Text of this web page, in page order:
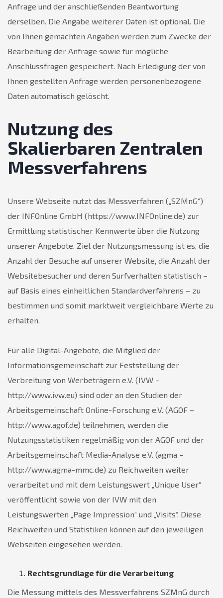
Anfrage und der anschließenden Beantwortung
derselben. Die Angabe weiterer Daten ist optional. Die
von Ihnen gemachten Angaben werden zum Zwecke der
Bearbeitung der Anfrage sowie für mögliche
Anschlussfragen gespeichert. Nach Erledigung der von
Ihnen gestellten Anfrage werden personenbezogene
Daten automatisch gelöscht.
Nutzung des
Skalierbaren Zentralen
Messverfahrens
Unsere Webseite nutzt das Messverfahren („SZMnG“)
der INFOnline GmbH (https://www.INFOnline.de) zur
Ermittlung statistischer Kennwerte über die Nutzung
unserer Angebote. Ziel der Nutzungsmessung ist es, die
Anzahl der Besuche auf unserer Website, die Anzahl der
Websitebesucher und deren Surfverhalten statistisch –
auf Basis eines einheitlichen Standardverfahrens – zu
bestimmen und somit marktweit vergleichbare Werte zu
erhalten.
Für alle Digital-Angebote, die Mitglied der
Informationsgemeinschaft zur Feststellung der
Verbreitung von Werbeträgern e.V. (IVW –
http://www.ivw.eu) sind oder an den Studien der
Arbeitsgemeinschaft Online-Forschung e.V. (AGOF –
http://www.agof.de) teilnehmen, werden die
Nutzungsstatistiken regelmäßig von der AGOF und der
Arbeitsgemeinschaft Media-Analyse e.V. (agma –
http://www.agma-mmc.de) zu Reichweiten weiter
verarbeitet und mit dem Leistungswert „Unique User“
veröffentlicht sowie von der IVW mit den
Leistungswerten „Page Impression“ und „Visits“. Diese
Reichweiten und Statistiken können auf den jeweiligen
Webseiten eingesehen werden.
Rechtsgrundlage für die Verarbeitung
Die Messung mittels des Messverfahrens SZMnG durch